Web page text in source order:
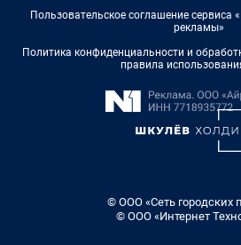
Пользовательское соглашение сервиса
рекламы»
Политика конфиденциальности и
правила
© ООО «Сеть городских
© ООО «Интернет